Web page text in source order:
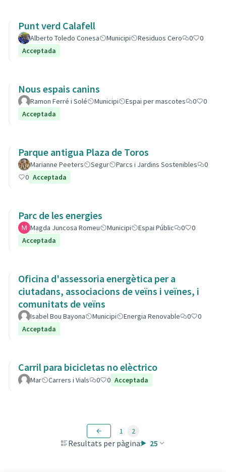
Punt verd Calafell
Alberto Toledo Conesa Municipi Residuos Cero 0
0
Acceptada
Nous espais canins
Ramon Ferré i Solé Municipi Espai per mascotes 0
0
Acceptada
Parque antigua Plaza de Toros
Marianne Peeters Segur Parcs i Jardins Sostenibles
0
0 Acceptada
Parc de les energies
Magda Juncosa Romeu Municipi Espai Públic 0
0
Acceptada
Oficina d'assessoria energètica per a
ciutadans, associacions de veïns i veïnes, i
comunitats de veïns
Isabel Bou Bayona Municipi Energia Renovable 0
0
Acceptada
Carril para bicicletas no elèctrico
Mar Carrers i Vials 0 0 Acceptada
Resultats per pàgina: 25
1 2